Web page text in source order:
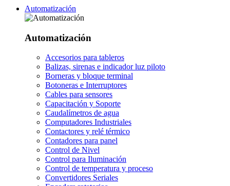
Automatización
Automatización
Accesorios para tableros
Balizas, sirenas e indicador luz piloto
Borneras y bloque terminal
Botoneras e Interruptores
Cables para sensores
Capacitación y Soporte
Caudalímetros de agua
Computadores Industriales
Contactores y relé térmico
Contadores para panel
Control de Nivel
Control para Iluminación
Control de temperatura y proceso
Convertidores Seriales